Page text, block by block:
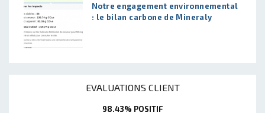
Notre engagement environnemental
: le bilan carbone de Mineraly
EVALUATIONS CLIENT
98.43% POSITIF